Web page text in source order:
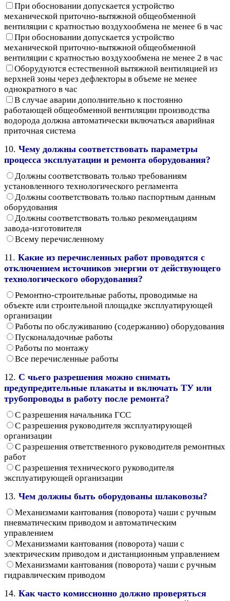
При обосновании допускается устройство
механической приточно-вытяжной общеобменной
вентиляции с кратностью воздухообмена не менее 6 в час
При обосновании допускается устройство
механической приточно-вытяжной общеобменной
вентиляции с кратностью воздухообмена не менее 2 в час
Оборудуются естественной вытяжной вентиляцией из
верхней зоны через дефлекторы в объеме не менее
однократного в час
В случае аварии дополнительно к постоянно
работающей общеобменной вентиляции производства
водорода должна автоматически включаться аварийная
приточная система
10. Чему должны соответствовать параметры
процесса эксплуатации и ремонта оборудования?
Должны соответствовать только требованиям
установленного технологического регламента
Должны соответствовать только паспортным данным
оборудования
Должны соответствовать только рекомендациям
завода-изготовителя
Всему перечисленному
11. Какие из перечисленных работ проводятся с
отключением источников энергии от действующего
технологического оборудования?
Ремонтно-строительные работы, проводимые на
объекте или строительной площадке эксплуатирующей
организации
Работы по обслуживанию (содержанию) оборудования
Пусконаладочные работы
Работы по монтажу
Все перечисленные работы
12. С чьего разрешения можно снимать
предупредительные плакаты и включать ТУ или
трубопроводы в работу после ремонта?
С разрешения начальника ГСС
С разрешения руководителя эксплуатирующей
организации
С разрешения ответственного руководителя ремонтных
работ
С разрешения технического руководителя
эксплуатирующей организации
13. Чем должны быть оборудованы шлаковозы?
Механизмами кантования (поворота) чаши с ручным
пневматическим приводом и автоматическим
управлением
Механизмами кантования (поворота) чаши с
электрическим приводом и дистанционным управлением
Механизмами кантования (поворота) чаши с ручным
гидравлическим приводом
14. Как часто комиссионно должно проверяться